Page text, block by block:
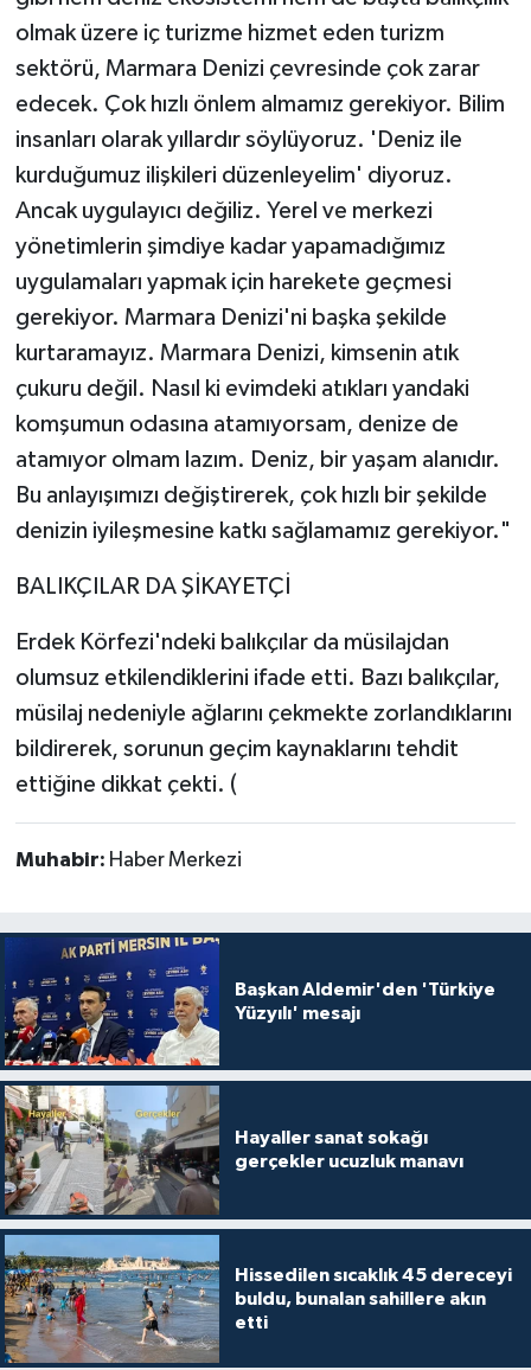
olmak üzere iç turizme hizmet eden turizm
sektörü, Marmara Denizi çevresinde çok zarar
edecek. Çok hızlı önlem almamız gerekiyor. Bilim
insanları olarak yıllardır söylüyoruz. 'Deniz ile
kurduğumuz ilişkileri düzenleyelim' diyoruz.
Ancak uygulayıcı değiliz. Yerel ve merkezi
yönetimlerin şimdiye kadar yapamadığımız
uygulamaları yapmak için harekete geçmesi
gerekiyor. Marmara Denizi'ni başka şekilde
kurtaramayız. Marmara Denizi, kimsenin atık
çukuru değil. Nasıl ki evimdeki atıkları yandaki
komşumun odasına atamıyorsam, denize de
atamıyor olmam lazım. Deniz, bir yaşam alanıdır.
Bu anlayışımızı değiştirerek, çok hızlı bir şekilde
denizin iyileşmesine katkı sağlamamız gerekiyor."
BALIKÇILAR DA ŞİKAYETÇİ
Erdek Körfezi'ndeki balıkçılar da müsilajdan
olumsuz etkilendiklerini ifade etti. Bazı balıkçılar,
müsilaj nedeniyle ağlarını çekmekte zorlandıklarını
bildirerek, sorunun geçim kaynaklarını tehdit
ettiğine dikkat çekti. (
Muhabir: Haber Merkezi
Başkan Aldemir'den 'Türkiye
Yüzyılı' mesajı
Hayaller sanat sokağı
gerçekler ucuzluk manavı
Hissedilen sıcaklık 45 dereceyi
buldu, bunalan sahillere akın
etti